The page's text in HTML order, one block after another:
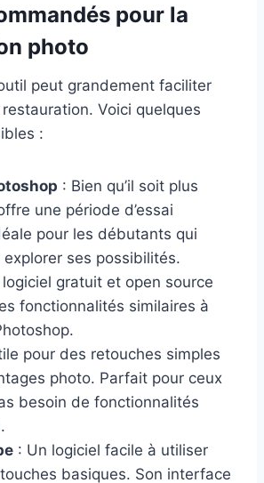
pour la
photo
peut grandement faciliter
Voici quelques
:
: Bien qu’il soit plus
une période d’essai
pour les débutants qui
ses possibilités.
logiciel gratuit et open source
fonctionnalités similaires à
pour des retouches simples
photo. Parfait pour ceux
besoin de fonctionnalités
: Un logiciel facile à utiliser
basiques. Son interface